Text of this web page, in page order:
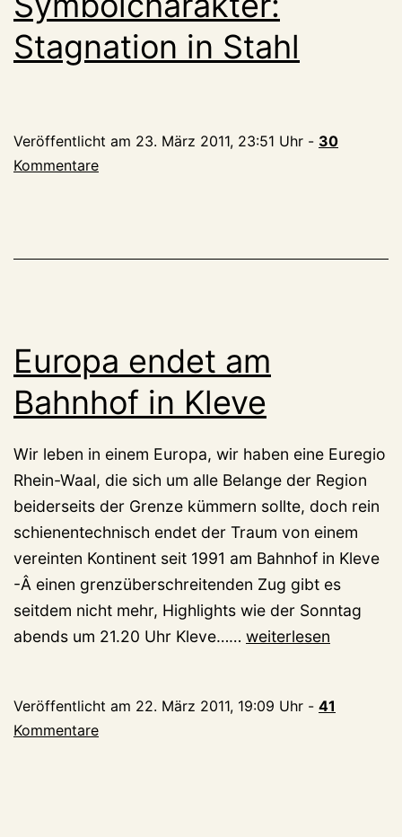
Stagnation in Stahl
Veröffentlicht am 23. März 2011, 23:51 Uhr - 30
Kommentare
Europa endet am
Bahnhof in Kleve
Wir leben in einem Europa, wir haben eine Euregio
Rhein-Waal, die sich um alle Belange der Region
beiderseits der Grenze kümmern sollte, doch rein
schienentechnisch endet der Traum von einem
vereinten Kontinent seit 1991 am Bahnhof in Kleve
-Â einen grenzüberschreitenden Zug gibt es
seitdem nicht mehr, Highlights wie der Sonntag
abends um 21.20 Uhr Kleve…… Europa
Bahnhof
weiterlesen
Veröffentlicht am 22. März 2011, 19:09 Uhr - 41
Kommentare